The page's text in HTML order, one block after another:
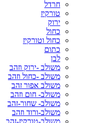
חרדל
טורקיז
ירוק
כחול
כחול וטורקיז
כתום
לבן
משולב -ירוק וזהב
משולב -כחול וזהב
משולב אפור זהב
משולב- חום וזהב
משולב- שחור-זהב
משולב-ורוד וזהב
משולב-טורקיז-זהב